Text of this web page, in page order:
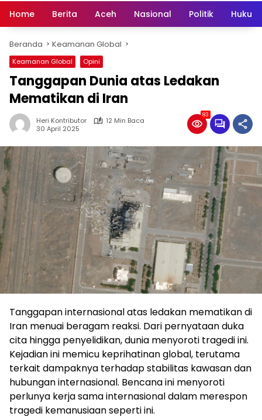
Home Berita Aceh Nasional Politik
Beranda Keamanan Global
Keamanan Global Opini
Tanggapan Dunia atas Ledakan
Mematikan di Iran
Heri Kontributor
12 Min Baca
30 April 2025
83
Tanggapan internasional atas ledakan mematikan di
Iran menuai beragam reaksi. Dari pernyataan duka
cita hingga penyelidikan, dunia menyoroti tragedi ini.
Kejadian ini memicu keprihatinan global, terutama
terkait dampaknya terhadap stabilitas kawasan dan
hubungan internasional. Bencana ini menyoroti
perlunya kerja sama internasional dalam merespon
tragedi kemanusiaan seperti ini.